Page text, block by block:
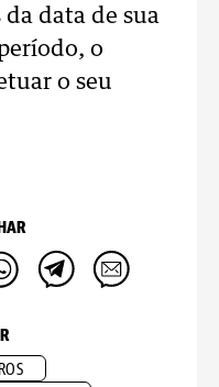
da data de sua
o
o seu